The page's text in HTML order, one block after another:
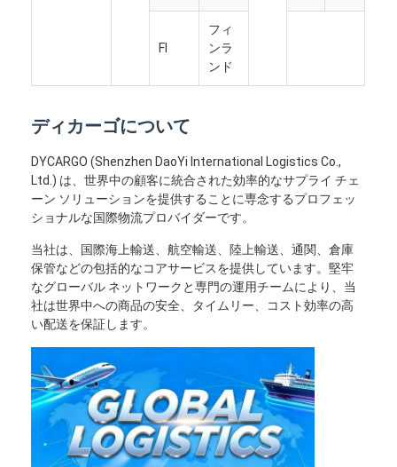
FI
フィ
ンラ
ンド
ディカーゴについて
DYCARGO (Shenzhen DaoYi International Logistics Co.,
Ltd.) は、世界中の顧客に統合された効率的なサプライ チェ
ーン ソリューションを提供することに専念するプロフェッ
ショナルな国際物流プロバイダーです。
当社は、国際海上輸送、航空輸送、陸上輸送、通関、倉庫
保管などの包括的なコアサービスを提供しています。堅牢
なグローバル ネットワークと専門の運用チームにより、当
社は世界中への商品の安全、タイムリー、コスト効率の高
い配送を保証します。